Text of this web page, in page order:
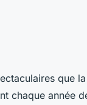
que la
chaque année